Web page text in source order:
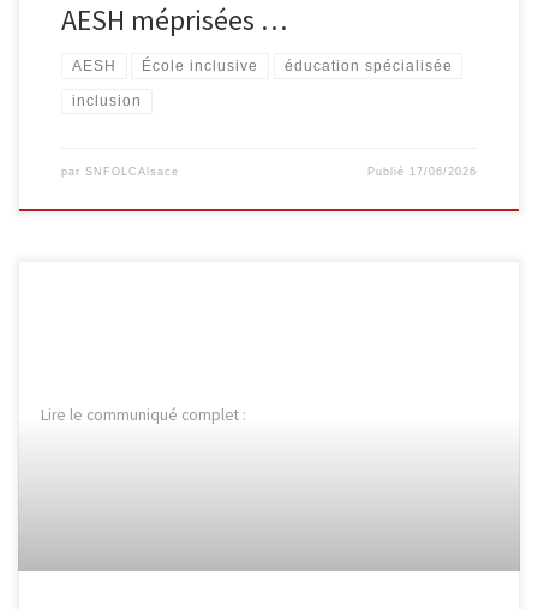
AESH méprisées …
AESH École inclusive éducation spécialisée
inclusion
par SNFOLCAlsace Publié 17/06/2026
Lire le communiqué complet :